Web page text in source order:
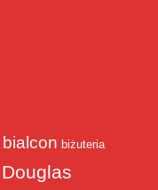
bialcon biżuteria
Douglas